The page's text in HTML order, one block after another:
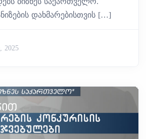
დახმარებისთვის […]
2025